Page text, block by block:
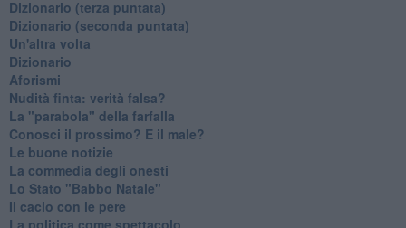
​Dizionario (terza puntata)
​Dizionario (seconda puntata)
Un'altra volta
Dizionario
Aforismi
Nudità finta: verità falsa?
La "parabola" della farfalla
Conosci il prossimo? E il male?
Le buone notizie
La commedia degli onesti
Lo Stato "Babbo Natale"
Il cacio con le pere
La politica come spettacolo